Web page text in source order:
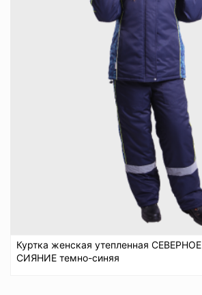
Куртка женская утепленная СЕВЕРНОЕ
СИЯНИЕ темно-синяя